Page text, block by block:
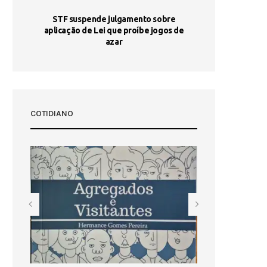
STF suspende julgamento sobre
aplicação de Lei que proíbe jogos de
azar
COTIDIANO